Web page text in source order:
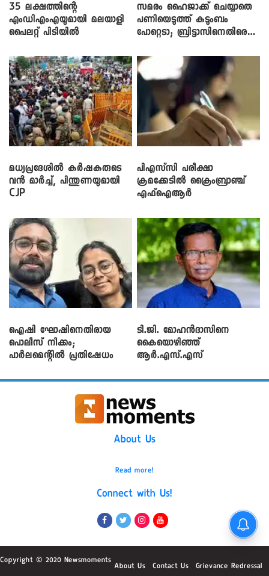
35 ലക്ഷത്തിന്റെ
എംഡിഎംഎയുമായി മലയാളി
പൈലറ്റ് പിടിയിൽ
സമരം ഹൈജാക്ക് ചെയ്യാതെ
പണിയെടുത്ത് കുടുംബം
പോറ്റെടാ; ബ്രിട്ടാസിനെതിരെ
മധ്യപ്രദേശിൽ കർഷകരുടെ
വൻ മാർച്ച്, പിന്തുണയുമായി
CJP
പിഎസ്‌സി പരീക്ഷാ
ക്രമക്കേ‌ടിൽ ക്രൈംബ്രാഞ്ച്
എഫ്ഐആർ
ഐഷി ഘോഷിനെതിരായ
പൊലീസ് നീക്കം;
പാര്‍ലമെന്റിൽ പ്രതിഷേധം
ടി.ജി. മോഹൻദാസിനെ
കൈയൊഴിഞ്ഞ്
ആർ.എസ്.എസ്
About Us
Read more!
Connect with Us!
Copyright © 2020 Newsmoments
About Us Contact Us Grievance Redressal